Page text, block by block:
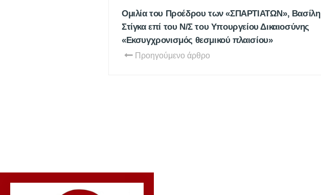
Ομιλία του Προέδρου των «ΣΠΑΡΤΙΑΤΩΝ», Βασίλη
Στίγκα επί του Ν/Σ του Υπουργείου Δικαιοσύνης
«Εκσυγχρονισμός θεσμικού πλαισίου»
Προηγούμενο άρθρο